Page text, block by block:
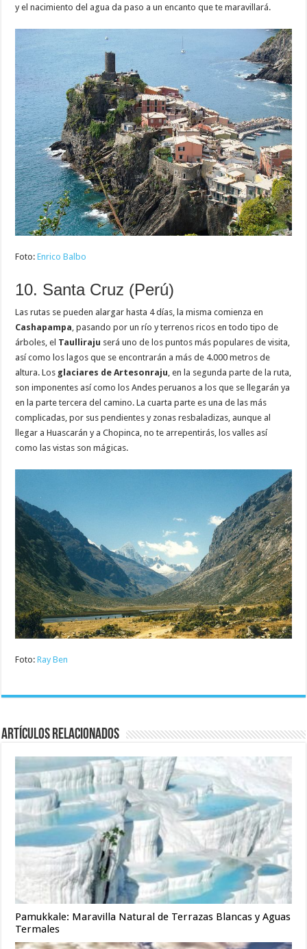
y el nacimiento del agua da paso a un encanto que te maravillará.
Foto:Enrico Balbo
10. Santa Cruz (Perú)
Las rutas se pueden alargar hasta 4 días, la misma comienza en
Cashapampa, pasando por un río y terrenos ricos en todo tipo de
árboles, el Taulliraju será uno de los puntos más populares de visita,
así como los lagos que se encontrarán a más de 4.000 metros de
altura. Los glaciares de Artesonraju, en la segunda parte de la ruta,
son imponentes así como los Andes peruanos a los que se llegarán ya
en la parte tercera del camino. La cuarta parte es una de las más
complicadas, por sus pendientes y zonas resbaladizas, aunque al
llegar a Huascarán y a Chopinca, no te arrepentirás, los valles así
como las vistas son mágicas.
Foto:Ray Ben
Artículos relacionados
Pamukkale: Maravilla Natural de Terrazas Blancas y Aguas
Termales